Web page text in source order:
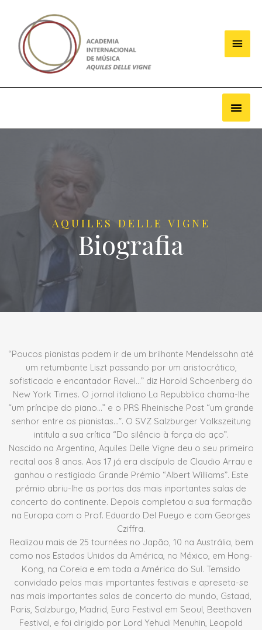
AQUILES DELLE VIGNE
Biografia
“Poucos pianistas podem ir de um brilhante Mendelssohn até
um retumbante Liszt passando por um aristocrático,
sofisticado e encantador Ravel…” diz Harold Schoenberg do
New York Times. O jornal italiano La Repubblica chama-lhe
“um príncipe do piano…” e o PRS Rheinische Post “um grande
senhor entre os pianistas…”. O SVZ Salzburger Volkszeitung
intitula a sua crítica “Do silêncio à força do aço”.
Nascido na Argentina, Aquiles Delle Vigne deu o seu primeiro
recital aos 8 anos. Aos 17 já era discípulo de Claudio Arrau e
ganhou o restigiado Grande Prémio “Albert Williams”. Este
prémio abriu-lhe as portas das mais inportantes salas de
concerto do continente. Depois completou a sua formação
na Europa com o Prof. Eduardo Del Pueyo e com Georges
Cziffra.
Realizou mais de 25 tournées no Japão, 10 na Austrália, bem
como nos Estados Unidos da América, no México, em Hong-
Kong, na Coreia e em toda a América do Sul. Temsido
convidado pelos mais importantes festivais e apreseta-se
nas mais importantes salas de concerto do mundo, Gstaad,
Paris, Salzburgo, Madrid, Euro Festival em Seoul, Beethoven
Festival, e foi dirigido por Lord Yehudi Menuhin, Leopold